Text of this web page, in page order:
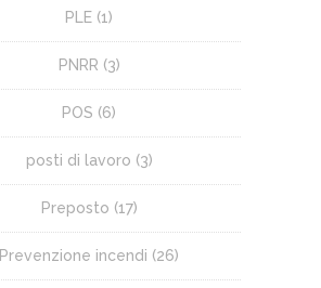
PLE (1)
PNRR (3)
POS (6)
posti di lavoro (3)
Preposto (17)
Prevenzione incendi (26)